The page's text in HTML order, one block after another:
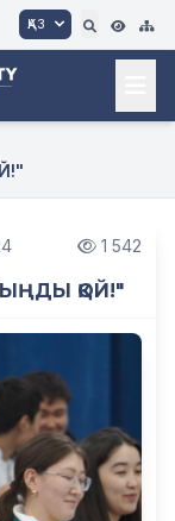
ҚАЗ
1 542
ҚОЙ!"